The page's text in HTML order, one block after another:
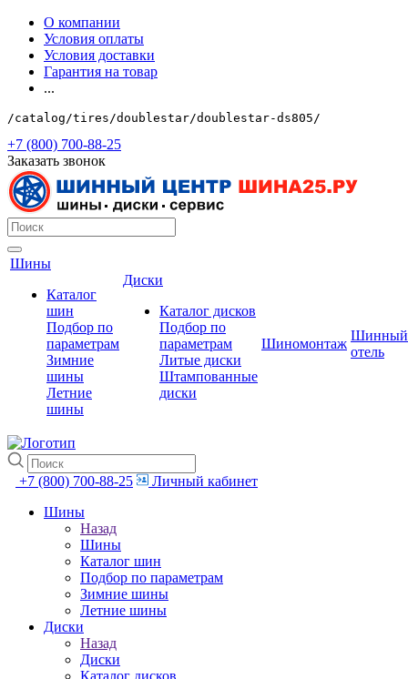
О компании
Условия оплаты
Условия доставки
Гарантия на товар
...
/catalog/tires/doublestar/doublestar-ds805/
+7 (800) 700-88-25
Заказать звонок
Шины
Каталог
шин
Подбор по
параметрам
Зимние
шины
Летние
шины
Диски
Каталог дисков
Подбор по
параметрам
Литые диски
Штампованные
диски
Шиномонтаж
Шинный
отель
+7 (800) 700-88-25
Личный кабинет
Шины
Назад
Шины
Каталог шин
Подбор по параметрам
Зимние шины
Летние шины
Диски
Назад
Диски
Каталог дисков